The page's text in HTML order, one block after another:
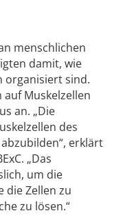
menschlichen
damit, wie
organisiert sind.
Muskelzellen
an. „Die
des
erklärt
„Das
um die
die Zellen zu
zu lösen.“